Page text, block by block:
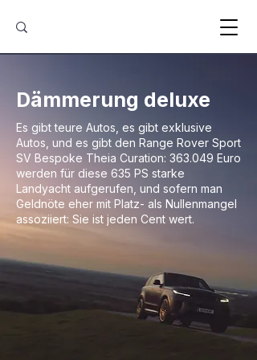
Dämmerung deluxe
Es gibt teure Autos, es gibt exklusive
Autos, und es gibt den Range Rover Sport
SV Bespoke Theia Curation: 363.049 Euro
werden für diese 635 PS starke
Landyacht aufgerufen, und sofern man
Geldnöte eher mit Platz- als Nullenmangel
assoziiert: Sie ist jeden Cent wert.